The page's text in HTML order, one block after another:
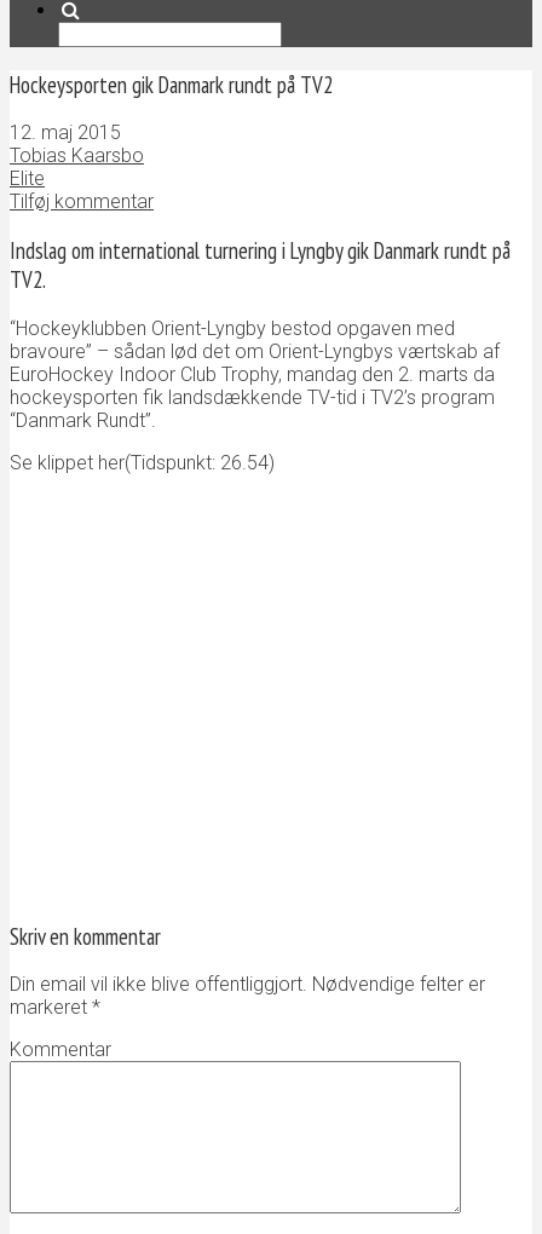
Hockeysporten gik Danmark rundt på TV2
12. maj 2015
Tobias Kaarsbo
Elite
Tilføj kommentar
Indslag om international turnering i Lyngby gik Danmark rundt på
TV2.
“Hockeyklubben Orient-Lyngby bestod opgaven med
bravoure” – sådan lød det om Orient-Lyngbys værtskab af
EuroHockey Indoor Club Trophy, mandag den 2. marts da
hockeysporten fik landsdækkende TV-tid i TV2’s program
“Danmark Rundt”.
Se klippet her(Tidspunkt: 26.54)
Skriv en kommentar
Din email vil ikke blive offentliggjort. Nødvendige felter er
markeret *
Kommentar